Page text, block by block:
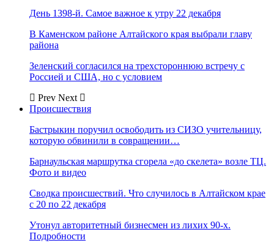
День 1398-й. Самое важное к утру 22 декабря
В Каменском районе Алтайского края выбрали главу
района
Зеленский согласился на трехстороннюю встречу с
Россией и США, но с условием
Prev Next
Происшествия
Бастрыкин поручил освободить из СИЗО учительницу,
которую обвинили в совращении…
Барнаульская маршрутка сгорела «до скелета» возле ТЦ.
Фото и видео
Сводка происшествий. Что случилось в Алтайском крае
с 20 по 22 декабря
Утонул авторитетный бизнесмен из лихих 90-х.
Подробности